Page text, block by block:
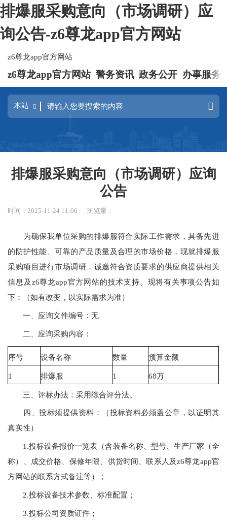
排爆服采购意向（市场调研）应
询公告-z6尊龙app官方网站
z6尊龙app官方网站
z6尊龙app官方网站 警务资讯 政务公开 办事服务
排爆服采购意向（市场调研）应询
公告
时间：2025-11-24 11:06 浏览量：
为确保我单位采购的排爆服符合实际工作需求，具备先进
的防护性能、可靠的产品质量及合理的市场价格，现就排爆服
采购项目进行市场调研，诚邀符合资质要求的供应商提供相关
信息及z6尊龙app官方网站的技术支持。现将有关事项公告如
下：（如有改变，以实际需求为准）
一、应询文件编号：无
二、应询采购内容：
序号 设备名称 数量 预算金额
1 排爆服 1 68万
三、评标办法：采用综合评分法。
四、投标须提供资料：（投标资料必须盖公章，以证明其
真实性）
1.投标设备报价一览表（含装备名称、型号、生产厂家（全
称）、成交价格、保修年限、供货时间、联系人及z6尊龙app官
方网站的联系方式备注等）；
2.投标设备技术参数、标准配置；
3.投标公司资质证件；